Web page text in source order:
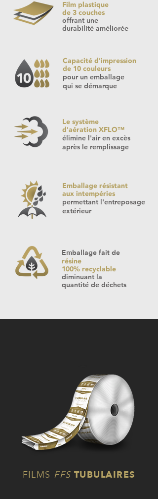
Film plastique
de 3 couches
offrant une
durabilité améliorée
Capacité d'impression
de 10 couleurs
pour un emballage
qui se démarque
Le système
d'aération XFLO™
élimine l'air en excès
après le remplissage
Emballage résistant
aux intempéries
permettant l'entreposage
extérieur
Emballage fait de
résine
100% recyclable
diminuant la
quantité de déchets
FILMS FFS TUBULAIRES